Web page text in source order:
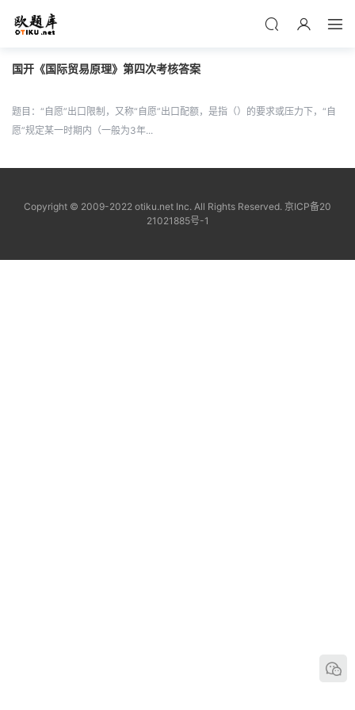
国开《国际贸易原理》第四次考核答案
题目：“自愿”出口限制，又称“自愿”出口配额，是指（）的要求或压力下，“自
愿”规定某一时期内（一般为3年...
Copyright © 2009-2022 otiku.net Inc. All Rights Reserved. 京ICP备20
21021885号-1